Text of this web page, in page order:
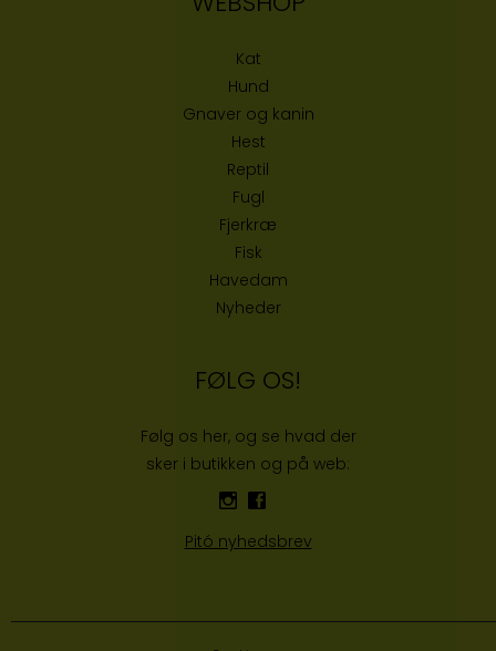
Kat
Hund
Gnaver og kanin
Hest
Reptil
Fugl
Fjerkræ
Fisk
Havedam
Nyheder
FØLG OS!
Følg os her, og se hvad der
sker i butikken og på web:
Pitó nyhedsbrev